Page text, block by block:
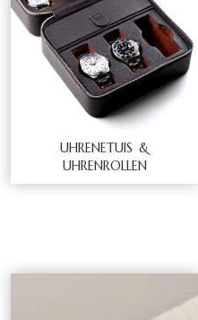
UHRENETUIS &
UHRENROLLEN